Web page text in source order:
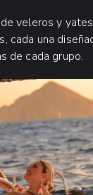
veleros y
cada una
de cada grupo.